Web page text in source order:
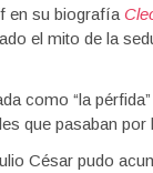
en su biografía
el mito de la
como “la
que pasaban
César pudo